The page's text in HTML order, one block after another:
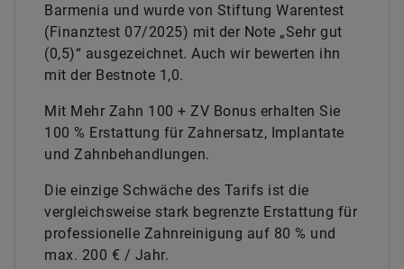
Barmenia und wurde von Stiftung Warentest
(Finanztest 07/2025) mit der Note „Sehr gut
(0,5)“ ausgezeichnet. Auch wir bewerten ihn
mit der Bestnote 1,0.
Mit Mehr Zahn 100 + ZV Bonus erhalten Sie
100 % Erstattung für Zahnersatz, Implantate
und Zahnbehandlungen.
Die einzige Schwäche des Tarifs ist die
vergleichsweise stark begrenzte Erstattung für
professionelle Zahnreinigung auf 80 % und
max. 200 € / Jahr.